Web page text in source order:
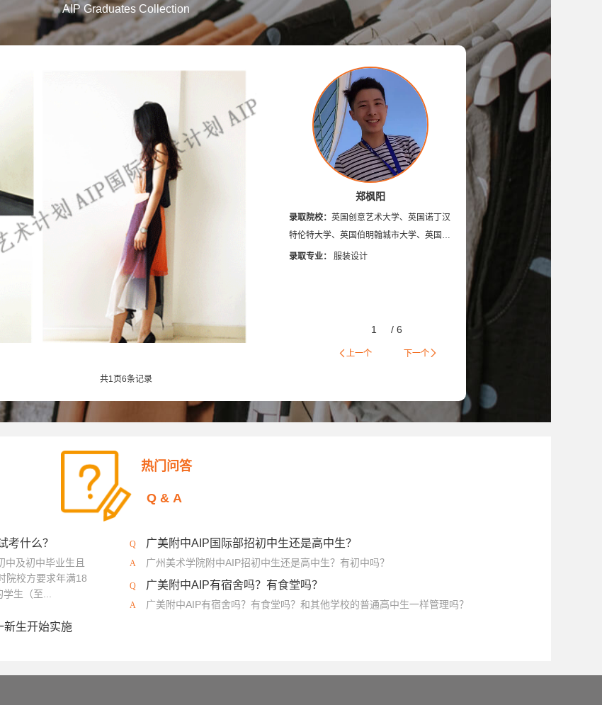
米丽卡尔艺术与设计大学 英国邓迪大学 京都艺术大学 罗切斯特理工学院 日本大学艺术学部
日本女子美术大学 美国缅因艺术学院 京都精华大学 东京造型大学 伦敦雷文斯本大学 东京艺术大学
京都市立艺术大学 金泽美术工艺大学 斯威本科技大学
新加坡拉萨尔艺术学院 爱知县立艺术大学 悉尼大学 英国德蒙福特大学
福厦大学 英国AA建筑联盟学院 马兰欧尼时装与设计学院 英国安格利亚鲁斯金大学 英国伦敦时装学院
利亚格里菲斯大学 英国西英格兰大学 切尔西艺术与设计学院
法国高等视觉传媒学院 法国工艺美术学院
英国伯恩茅斯大学 温布尔登艺术学院
AIP Graduates Collection
郑枫阳
录取院校： 英国创意艺术大学、英国诺丁汉
特伦特大学、英国伯明翰城市大学、英国德
蒙福特大学、英国金斯顿大学、英国曼彻斯
录取专业： 服装设计
1 / 6
上一个 下一个
共1 页6条记录
热门问答
Q&A
考什么？
中及初中毕业生且
院校方要求年满18
生（至...
广美附中AIP国际部招初中生还是高中生？
广州美术学院附中AIP招初中生还是高中生？有初中吗？
广美附中AIP有宿舍吗？有食堂吗？
广美附中AIP有宿舍吗？有食堂吗？和其他学校的普通高中生一样管理吗？
新生开始实施